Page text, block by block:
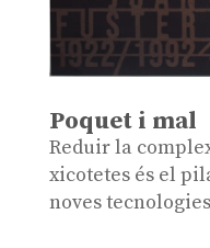
Poquet i mal
Reduir la
xicotetes és el
noves tecnologies